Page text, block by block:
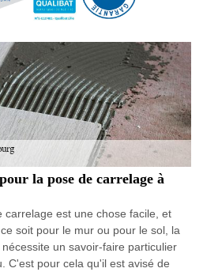
la pose de carrelage à
carrelage est une chose facile, et
soit pour le mur ou pour le sol, la
un savoir-faire particulier
C'est pour cela qu'il est avisé de